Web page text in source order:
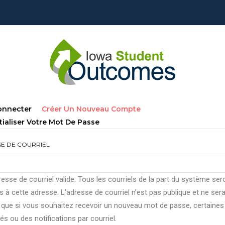
Créer Un Nouveau Compte
Votre Mot De Passe
DE COURRIEL
de courriel valide. Tous les courriels de la part du système
à cette adresse. L'adresse de courriel n'est pas publique et ne sera
si vous souhaitez recevoir un nouveau mot de passe, certaines
ou des notifications par courriel.